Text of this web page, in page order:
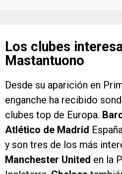
Los clubes
Mastantuono
Desde su aparición en
enganche ha recibido
clubes top de Europa.
Atlético de Madrid
y son tres de los más
Manchester United en la